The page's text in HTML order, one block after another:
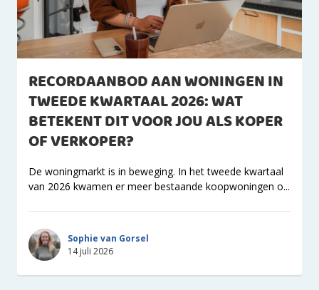
RECORDAANBOD AAN WONINGEN IN
TWEEDE KWARTAAL 2026: WAT
BETEKENT DIT VOOR JOU ALS KOPER
OF VERKOPER?
De woningmarkt is in beweging. In het tweede kwartaal
van 2026 kwamen er meer bestaande koopwoningen o...
Sophie van Gorsel
14 juli 2026